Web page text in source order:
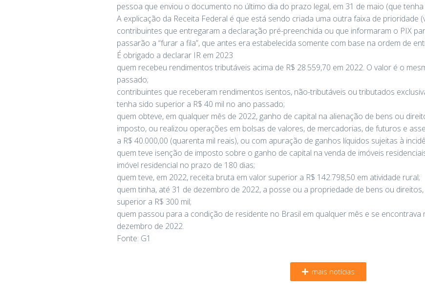
pessoa que enviou o documento no último dia do prazo legal, em 31 de maio (que
A explicação da Receita Federal é que está sendo criada uma outra faixa de prioridade
contribuintes que entregaram a declaração pré-preenchida ou que informaram o PIX
passarão a “furar a fila”, que antes era estabelecida somente com base na ordem de
É obrigado a declarar IR em 2023
quem recebeu rendimentos tributáveis acima de R$ 28.559,70 em 2022. O valor é o
passado;
contribuintes que receberam rendimentos isentos, não-tributáveis ou tributados
tenha sido superior a R$ 40 mil no ano passado;
quem obteve, em qualquer mês de 2022, ganho de capital na alienação de bens ou
imposto, ou realizou operações em bolsas de valores, de mercadorias, de futuros e
a R$ 40.000,00 (quarenta mil reais), ou com apuração de ganhos líquidos sujeitas à
quem teve isenção de imposto sobre o ganho de capital na venda de imóveis
imóvel residencial no prazo de 180 dias;
quem teve, em 2022, receita bruta em valor superior a R$ 142.798,50 em atividade rural;
quem tinha, até 31 de dezembro de 2022, a posse ou a propriedade de bens ou
superior a R$ 300 mil;
quem passou para a condição de residente no Brasil em qualquer mês e se encontrava
dezembro de 2022.
Fonte: G1
mais notícias